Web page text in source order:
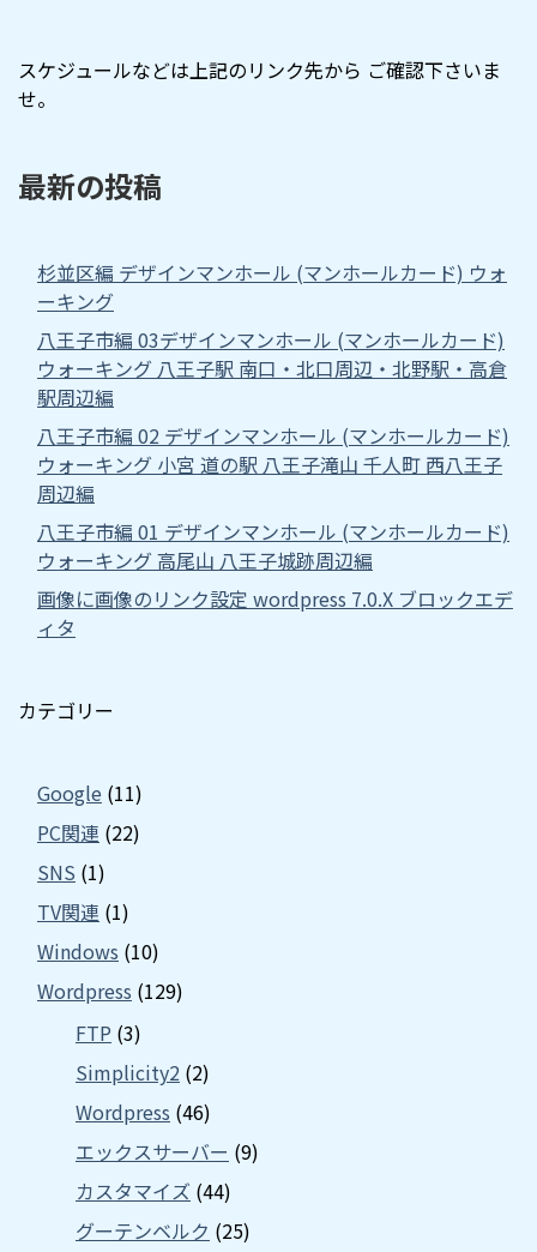
スケジュールなどは上記のリンク先から ご確認下さいま
せ。
最新の投稿
杉並区編 デザインマンホール (マンホールカード) ウォ
ーキング
八王子市編 03デザインマンホール (マンホールカード)
ウォーキング 八王子駅 南口・北口周辺・北野駅・高倉
駅周辺編
八王子市編 02 デザインマンホール (マンホールカード)
ウォーキング 小宮 道の駅 八王子滝山 千人町 西八王子
周辺編
八王子市編 01 デザインマンホール (マンホールカード)
ウォーキング 高尾山 八王子城跡周辺編
画像に画像のリンク設定 wordpress 7.0.X ブロックエデ
ィタ
カテゴリー
Google (11)
PC関連 (22)
SNS (1)
TV関連 (1)
Windows (10)
Wordpress (129)
FTP (3)
Simplicity2 (2)
Wordpress (46)
エックスサーバー (9)
カスタマイズ (44)
グーテンベルク (25)